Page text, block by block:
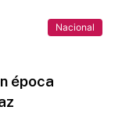
Nacional
época